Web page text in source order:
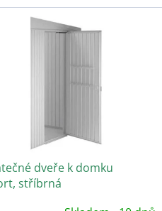
dveře k domku
stříbrná